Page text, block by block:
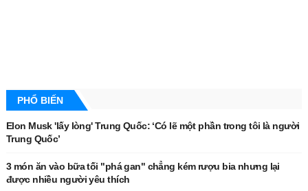
PHỔ BIẾN
Elon Musk 'lấy lòng' Trung Quốc: ‘Có lẽ một phần trong tôi là người
Trung Quốc’
3 món ăn vào bữa tối "phá gan" chẳng kém rượu bia nhưng lại
được nhiều người yêu thích